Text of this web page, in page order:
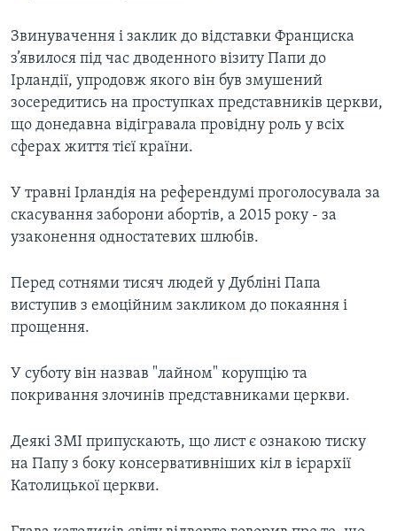
Звинувачення і заклик до відставки Франциска
з’явилося під час дводенного візиту Папи до
Ірландії, упродовж якого він був змушений
зосередитись на проступках представників церкви,
що донедавна відігравала провідну роль у всіх
сферах життя тієї країни.
У травні Ірландія на референдумі проголосувала за
скасування заборони абортів, а 2015 року - за
узаконення одностатевих шлюбів.
Перед сотнями тисяч людей у Дубліні Папа
виступив з емоційним закликом до покаяння і
прощення.
У суботу він назвав "лайном" корупцію та
покривання злочинів представниками церкви.
Деякі ЗМІ припускають, що лист є ознакою тиску
на Папу з боку консервативніших кіл в ієрархії
Католицької церкви.